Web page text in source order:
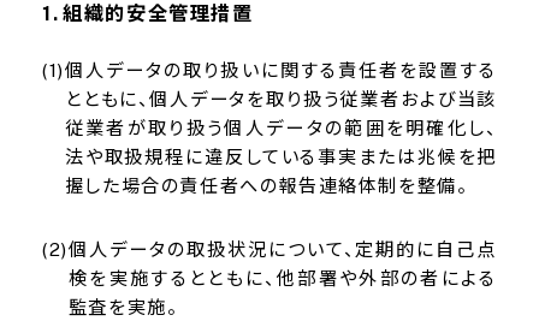
組織的安全管理措置
個人データの取り扱いに関する責任者を設置する
とともに、個人データを取り扱う従業者および当該
従業者が取り扱う個人データの範囲を明確化し、
法や取扱規程に違反している事実または兆候を把
握した場合の責任者への報告連絡体制を整備。
個人データの取扱状況について、定期的に自己点
検を実施するとともに、他部署や外部の者による
監査を実施。